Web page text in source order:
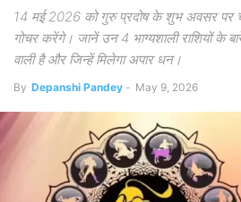
14 मई 2026 को गुरु प्रदोष के शुभ अवसर पर
गोचर करेंगे। जानें उन 4 भाग्यशाली राशियों के
वाली है और जिन्हें मिलेगा अपार धन।
By Depanshi Pandey - May 9, 2026